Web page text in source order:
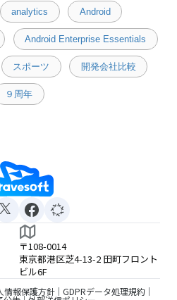
analytics Android
Android Enterprise Essentials
スポーツ 開発会社比較
９周年
〒108-0014
東京都港区芝4-13-2 田町フロント
ビル6F
情報保護方針 GDPRデータ処理規約